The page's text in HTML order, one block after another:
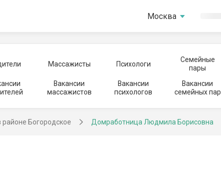
Москва
Массажисты Психологи
Семейные
пары
Вакансии
массажистов
Вакансии
психологов
Вакансии
семейных пар
Богородское Домработница Людмила Борисовна